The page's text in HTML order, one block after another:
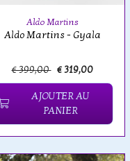
Aldo Martins
Aldo Martins - Gyala
€ 399,00 € 319,00
AJOUTER AU
PANIER